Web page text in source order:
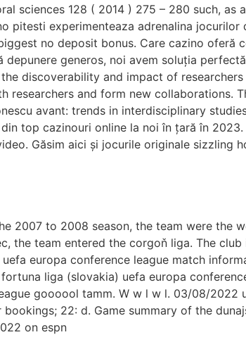
sciences 128 ( 2014 ) 275 – 280 such, as
pitesti experimenteaza adrenalina
no deposit bonus. Care cazino oferă
generos, noi avem soluția
discoverability and impact of
and form new collaborations.
avant: trends in interdisciplinary
top cazinouri online la noi în țară în
Găsim aici și jocurile originale sizzling
2007 to 2008 season, the team were the
the team entered the corgoň liga. The
europa conference league match
liga (slovakia) uefa europa
goooool tamm. W w l w l. 03/08/2022
22: d. Game summary of the
on espn